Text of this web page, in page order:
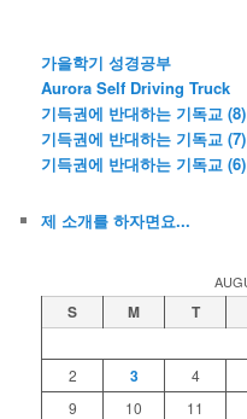
가을학기 성경공부
Aurora Self Driving Truck
기득권에 반대하는 기독교 (8)
기득권에 반대하는 기독교 (7)
기득권에 반대하는 기독교 (6)
제 소개를 하자면요...
S M T
2
3 4
9
10 11